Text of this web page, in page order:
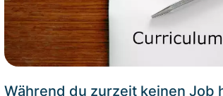
Während du zurzeit keinen Job